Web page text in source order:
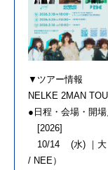
▼ツアー情報
NELKE 2MAN
●日程・会場・開
[2026]
10/14 (水) ｜
/ NEE）